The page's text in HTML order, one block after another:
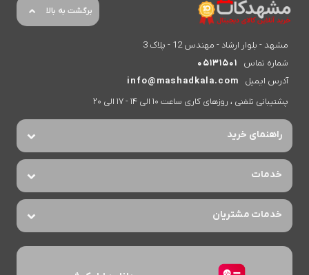
برگشت به بالا
مشهد - بلوار ارشاد - مهندس 12 - پلاک 3
شماره تماس
05131501
آدرس ایمیل
info@mashadkala.com
پشتیبانی تلفنی ، روزهای کاری ساعت 10 الی 14 - 17 الی 20
راهنمای خرید
خدمات
خدمات مشتریان